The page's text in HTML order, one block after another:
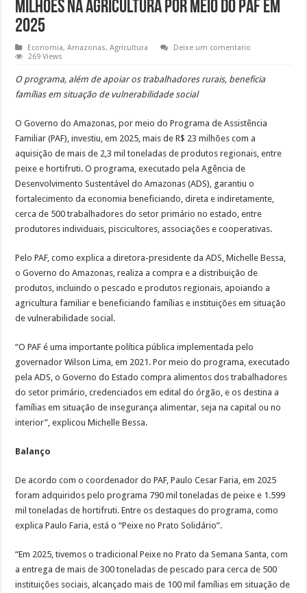
milhões na agricultura por meio do PAF em
2025
Economia,Amazonas,Agricultura
Deixe um comentario
269 Views
O programa, além de apoiar os trabalhadores rurais, beneficia
famílias em situação de vulnerabilidade social
O Governo do Amazonas, por meio do Programa de Assistência
Familiar (PAF), investiu, em 2025, mais de R$ 23 milhões com a
aquisição de mais de 2,3 mil toneladas de produtos regionais, entre
peixe e hortifruti. O programa, executado pela Agência de
Desenvolvimento Sustentável do Amazonas (ADS), garantiu o
fortalecimento da economia beneficiando, direta e indiretamente,
cerca de 500 trabalhadores do setor primário no estado, entre
produtores individuais, piscicultores, associações e cooperativas.
Pelo PAF, como explica a diretora-presidente da ADS, Michelle Bessa,
o Governo do Amazonas, realiza a compra e a distribuição de
produtos, incluindo o pescado e produtos regionais, apoiando a
agricultura familiar e beneficiando famílias e instituições em situação
de vulnerabilidade social.
“O PAF é uma importante política pública implementada pelo
governador Wilson Lima, em 2021. Por meio do programa, executado
pela ADS, o Governo do Estado compra alimentos dos trabalhadores
do setor primário, credenciados em edital do órgão, e os destina a
famílias em situação de insegurança alimentar, seja na capital ou no
interior”, explicou Michelle Bessa.
Balanço
De acordo com o coordenador do PAF, Paulo Cesar Faria, em 2025
foram adquiridos pelo programa 790 mil toneladas de peixe e 1.599
mil toneladas de hortifruti. Entre os destaques do programa, como
explica Paulo Faria, está o “Peixe no Prato Solidário”.
“Em 2025, tivemos o tradicional Peixe no Prato da Semana Santa, com
a entrega de mais de 300 toneladas de pescado para cerca de 500
instituições sociais, alcançado mais de 100 mil famílias em situação de